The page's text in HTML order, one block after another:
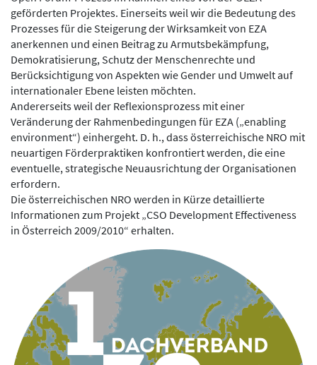
geförderten Projektes. Einerseits weil wir die Bedeutung des
Prozesses für die Steigerung der Wirksamkeit von EZA
anerkennen und einen Beitrag zu Armutsbekämpfung,
Demokratisierung, Schutz der Menschenrechte und
Berücksichtigung von Aspekten wie Gender und Umwelt auf
internationaler Ebene leisten möchten.
Andererseits weil der Reflexionsprozess mit einer
Veränderung der Rahmenbedingungen für EZA („enabling
environment“) einhergeht. D. h., dass österreichische NRO mit
neuartigen Förderpraktiken konfrontiert werden, die eine
eventuelle, strategische Neuausrichtung der Organisationen
erfordern.
Die österreichischen NRO werden in Kürze detaillierte
Informationen zum Projekt „CSO Development Effectiveness
in Österreich 2009/2010“ erhalten.